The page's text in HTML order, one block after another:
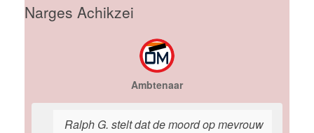
Narges Achikzei
Ambtenaar
Ralph G. stelt dat de moord op mevrouw